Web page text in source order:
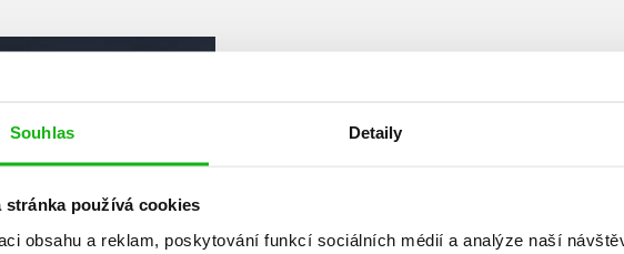
Souhlas Detaily
stránka používá cookies
obsahu a reklam, poskytování funkcí sociálních médií a analýze naší
Kristina Ohlssonová vystudovala politologii,
čtenářů získala její série s vyšetřovatelkou